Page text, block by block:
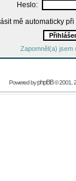
Heslo:
mě automaticky
Zapomněl(a) jsem
Powered byphpBB© 2001,